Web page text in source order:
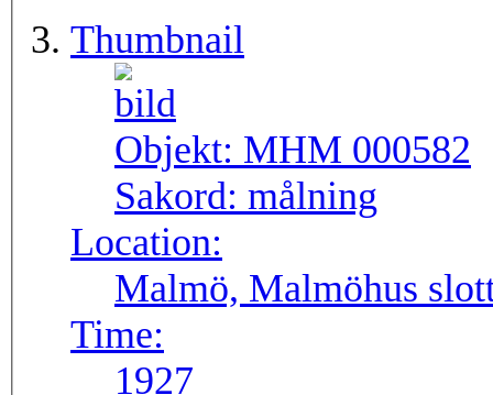
Thumbnail
Objekt: MHM 000582
Sakord: målning
Location:
Malmö, Malmöhus
Time:
1927